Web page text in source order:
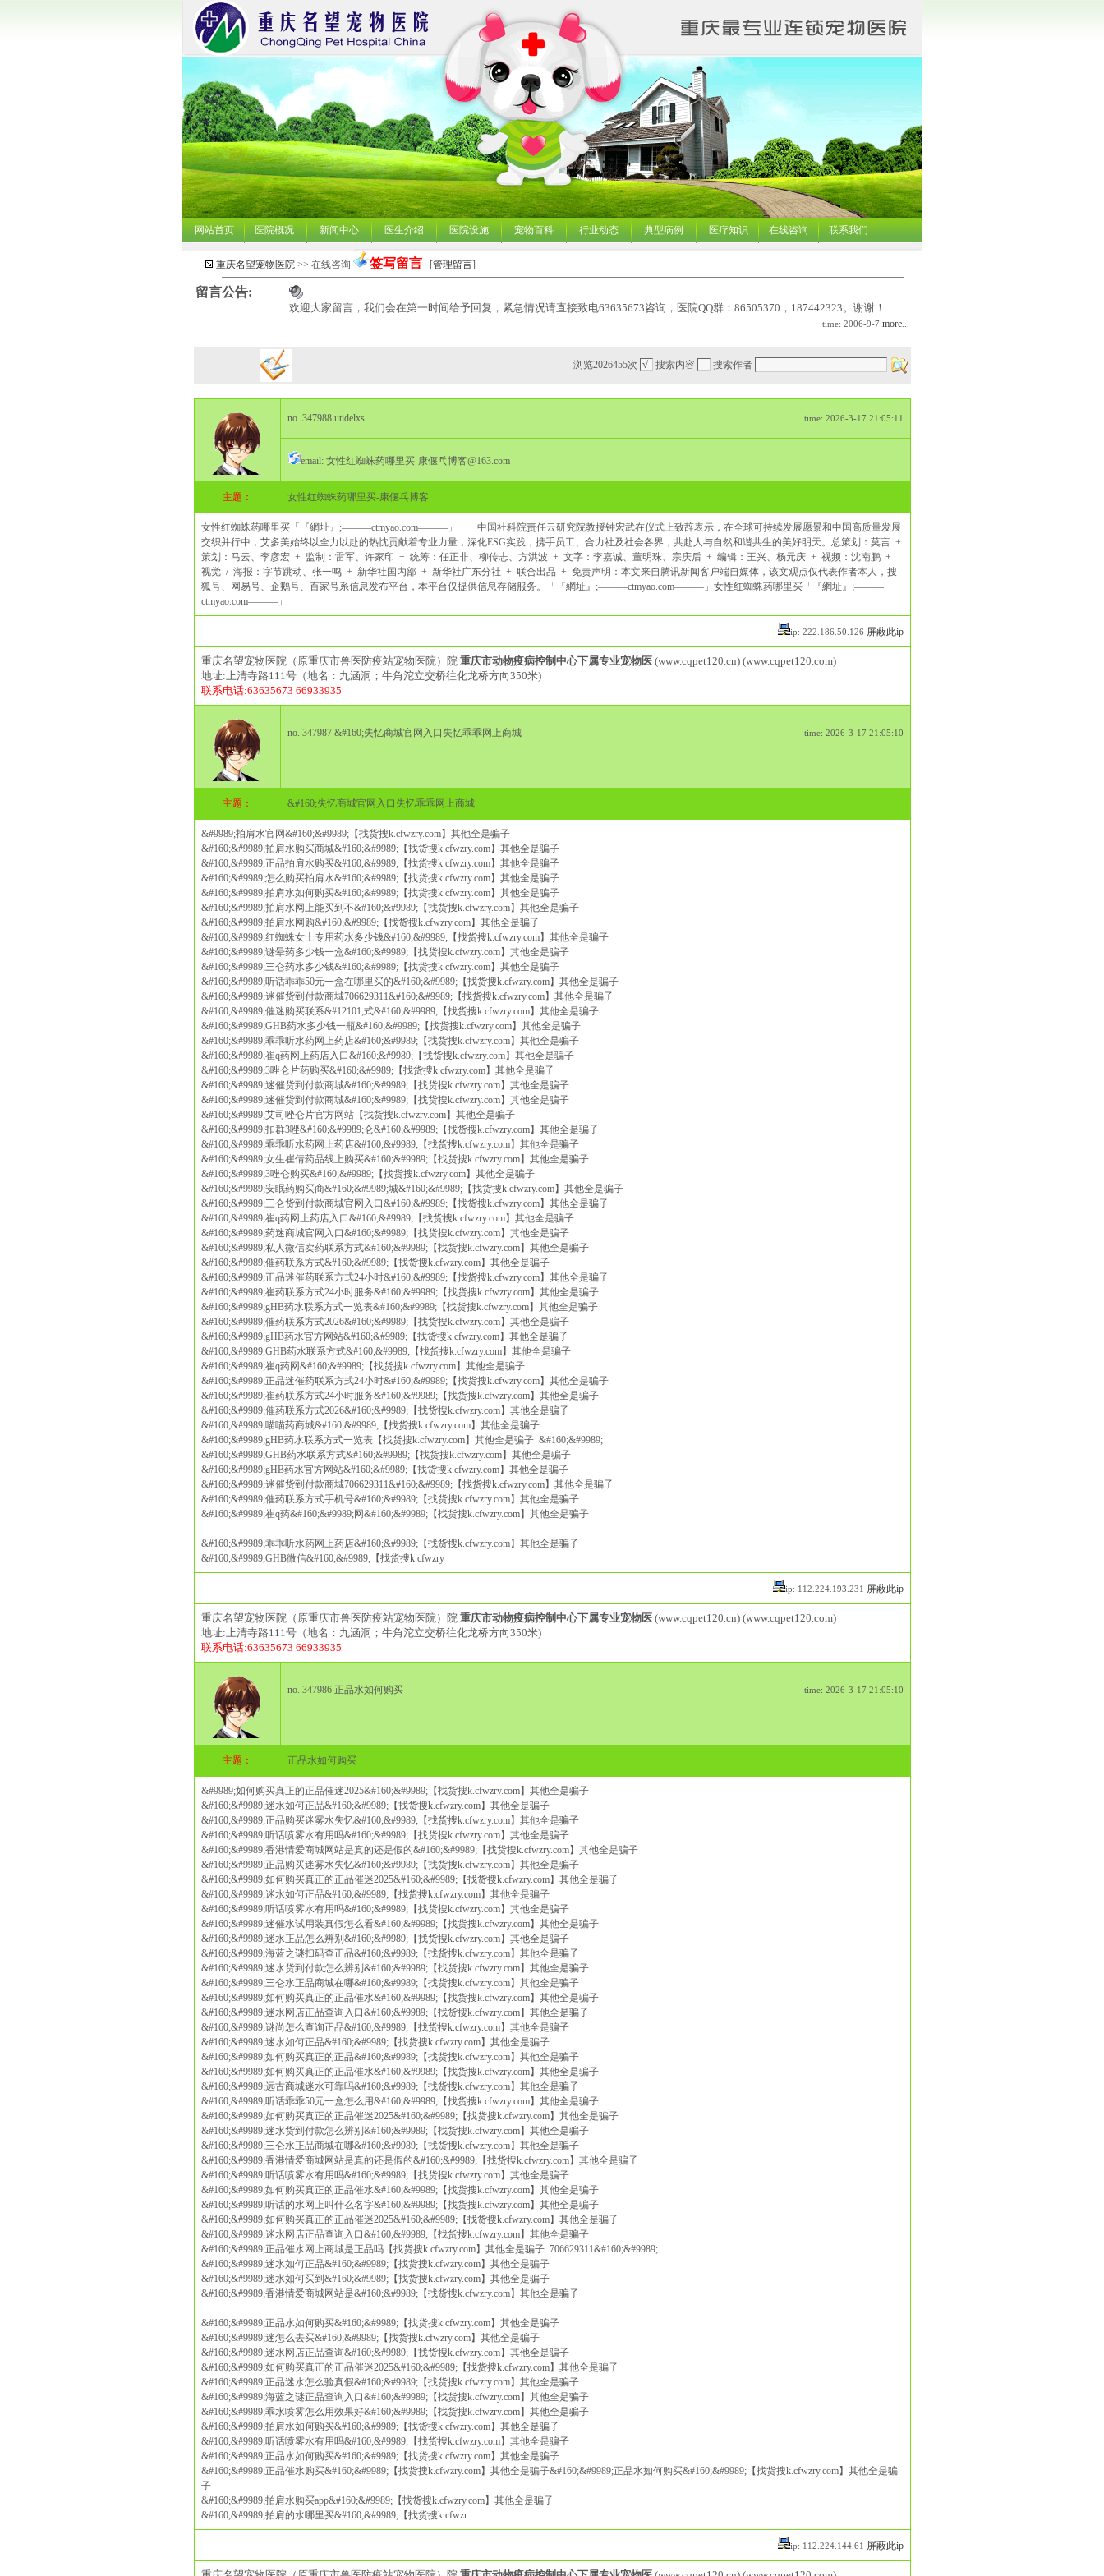
网站首页 医院概况 新闻中心 医生介绍 医院设施 宠物百科 行业动态 典型病例 医疗知识 在线咨询 联系我们
重庆名望宠物医院 >> 在线咨询 签写留言 [管理留言]
留言公告:
欢迎大家留言，我们会在第一时间给予回复，紧急情况请直接致电63635673咨询，医院QQ群：86505370，187442323。谢谢！
time: 2006-9-7 more...
浏览2026455次 搜索内容 搜索作者
no. 347988 utidelxs time: 2026-3-17 21:05:11
email: 女性红蜘蛛药哪里买-康偃乓博客@163.com
主题： 女性红蜘蛛药哪里买-康偃乓博客
女性红蜘蛛药哪里买「『網址』;———ctmyao.com———」 中国社科院责任云研究院教授钟宏武在仪式上致辞表示，在全球可持续发展愿景和中国高质量发展
交织并行中，艾多美始终以全力以赴的热忱贡献着专业力量，深化ESG实践，携手员工、合力社及社会各界，共赴人与自然和谐共生的美好明天。总策划：莫言 +
策划：马云、李彦宏 + 监制：雷军、许家印 + 统筹：任正非、柳传志、方洪波 + 文字：李嘉诚、董明珠、宗庆后 + 编辑：王兴、杨元庆 + 视频：沈南鹏 +
视觉 / 海报：字节跳动、张一鸣 + 新华社国内部 + 新华社广东分社 + 联合出品 + 免责声明：本文来自腾讯新闻客户端自媒体，该文观点仅代表作者本人，搜
狐号、网易号、企鹅号、百家号系信息发布平台，本平台仅提供信息存储服务。「『網址』;———ctmyao.com———」女性红蜘蛛药哪里买「『網址』;———
ctmyao.com———」
ip: 222.186.50.126 屏蔽此ip
重庆名望宠物医院（原重庆市兽医防疫站宠物医院）院 重庆市动物疫病控制中心下属专业宠物医(www.cqpet120.cn) (www.cqpet120.com)
地址:上清寺路111号（地名：九涵洞；牛角沱立交桥往化龙桥方向350米)
联系电话:63635673 66933935
no. 347987 &#160;失忆商城官网入口失忆乖乖网上商城 time: 2026-3-17 21:05:10
主题： &#160;失忆商城官网入口失忆乖乖网上商城
&#9989;拍肩水官网&#160;&#9989;【找货搜k.cfwzry.com】其他全是骗子
&#160;&#9989;拍肩水购买商城&#160;&#9989;【找货搜k.cfwzry.com】其他全是骗子
&#160;&#9989;正品拍肩水购买&#160;&#9989;【找货搜k.cfwzry.com】其他全是骗子
&#160;&#9989;怎么购买拍肩水&#160;&#9989;【找货搜k.cfwzry.com】其他全是骗子
&#160;&#9989;拍肩水如何购买&#160;&#9989;【找货搜k.cfwzry.com】其他全是骗子
&#160;&#9989;拍肩水网上能买到不&#160;&#9989;【找货搜k.cfwzry.com】其他全是骗子
&#160;&#9989;拍肩水网购&#160;&#9989;【找货搜k.cfwzry.com】其他全是骗子
&#160;&#9989;红蜘蛛女士专用药水多少钱&#160;&#9989;【找货搜k.cfwzry.com】其他全是骗子
&#160;&#9989;谜晕药多少钱一盒&#160;&#9989;【找货搜k.cfwzry.com】其他全是骗子
&#160;&#9989;三仑药水多少钱&#160;&#9989;【找货搜k.cfwzry.com】其他全是骗子
&#160;&#9989;听话乖乖50元一盒在哪里买的&#160;&#9989;【找货搜k.cfwzry.com】其他全是骗子
&#160;&#9989;迷催货到付款商城706629311&#160;&#9989;【找货搜k.cfwzry.com】其他全是骗子
&#160;&#9989;催迷购买联系&#12101;式&#160;&#9989;【找货搜k.cfwzry.com】其他全是骗子
&#160;&#9989;GHB药水多少钱一瓶&#160;&#9989;【找货搜k.cfwzry.com】其他全是骗子
&#160;&#9989;乖乖听水药网上药店&#160;&#9989;【找货搜k.cfwzry.com】其他全是骗子
&#160;&#9989;崔q药网上药店入口&#160;&#9989;【找货搜k.cfwzry.com】其他全是骗子
&#160;&#9989;3唑仑片药购买&#160;&#9989;【找货搜k.cfwzry.com】其他全是骗子
&#160;&#9989;迷催货到付款商城&#160;&#9989;【找货搜k.cfwzry.com】其他全是骗子
&#160;&#9989;迷催货到付款商城&#160;&#9989;【找货搜k.cfwzry.com】其他全是骗子
&#160;&#9989;艾司唑仑片官方网站【找货搜k.cfwzry.com】其他全是骗子
&#160;&#9989;扣群3唑&#160;&#9989;仑&#160;&#9989;【找货搜k.cfwzry.com】其他全是骗子
&#160;&#9989;乖乖听水药网上药店&#160;&#9989;【找货搜k.cfwzry.com】其他全是骗子
&#160;&#9989;女生崔倩药品线上购买&#160;&#9989;【找货搜k.cfwzry.com】其他全是骗子
&#160;&#9989;3唑仑购买&#160;&#9989;【找货搜k.cfwzry.com】其他全是骗子
&#160;&#9989;安眠药购买商&#160;&#9989;城&#160;&#9989;【找货搜k.cfwzry.com】其他全是骗子
&#160;&#9989;三仑货到付款商城官网入口&#160;&#9989;【找货搜k.cfwzry.com】其他全是骗子
&#160;&#9989;崔q药网上药店入口&#160;&#9989;【找货搜k.cfwzry.com】其他全是骗子
&#160;&#9989;药迷商城官网入口&#160;&#9989;【找货搜k.cfwzry.com】其他全是骗子
&#160;&#9989;私人微信卖药联系方式&#160;&#9989;【找货搜k.cfwzry.com】其他全是骗子
&#160;&#9989;催药联系方式&#160;&#9989;【找货搜k.cfwzry.com】其他全是骗子
&#160;&#9989;正品迷催药联系方式24小时&#160;&#9989;【找货搜k.cfwzry.com】其他全是骗子
&#160;&#9989;崔药联系方式24小时服务&#160;&#9989;【找货搜k.cfwzry.com】其他全是骗子
&#160;&#9989;gHB药水联系方式一览表&#160;&#9989;【找货搜k.cfwzry.com】其他全是骗子
&#160;&#9989;催药联系方式2026&#160;&#9989;【找货搜k.cfwzry.com】其他全是骗子
&#160;&#9989;gHB药水官方网站&#160;&#9989;【找货搜k.cfwzry.com】其他全是骗子
&#160;&#9989;GHB药水联系方式&#160;&#9989;【找货搜k.cfwzry.com】其他全是骗子
&#160;&#9989;崔q药网&#160;&#9989;【找货搜k.cfwzry.com】其他全是骗子
&#160;&#9989;正品迷催药联系方式24小时&#160;&#9989;【找货搜k.cfwzry.com】其他全是骗子
&#160;&#9989;崔药联系方式24小时服务&#160;&#9989;【找货搜k.cfwzry.com】其他全是骗子
&#160;&#9989;催药联系方式2026&#160;&#9989;【找货搜k.cfwzry.com】其他全是骗子
&#160;&#9989;喵喵药商城&#160;&#9989;【找货搜k.cfwzry.com】其他全是骗子
&#160;&#9989;gHB药水联系方式一览表【找货搜k.cfwzry.com】其他全是骗子 &#160;&#9989;
&#160;&#9989;GHB药水联系方式&#160;&#9989;【找货搜k.cfwzry.com】其他全是骗子
&#160;&#9989;gHB药水官方网站&#160;&#9989;【找货搜k.cfwzry.com】其他全是骗子
&#160;&#9989;迷催货到付款商城706629311&#160;&#9989;【找货搜k.cfwzry.com】其他全是骗子
&#160;&#9989;催药联系方式手机号&#160;&#9989;【找货搜k.cfwzry.com】其他全是骗子
&#160;&#9989;崔q药&#160;&#9989;网&#160;&#9989;【找货搜k.cfwzry.com】其他全是骗子
&#160;&#9989;乖乖听水药网上药店&#160;&#9989;【找货搜k.cfwzry.com】其他全是骗子
&#160;&#9989;GHB微信&#160;&#9989;【找货搜k.cfwzry
ip: 112.224.193.231 屏蔽此ip
重庆名望宠物医院（原重庆市兽医防疫站宠物医院）院 重庆市动物疫病控制中心下属专业宠物医(www.cqpet120.cn) (www.cqpet120.com)
地址:上清寺路111号（地名：九涵洞；牛角沱立交桥往化龙桥方向350米)
联系电话:63635673 66933935
no. 347986 正品水如何购买 time: 2026-3-17 21:05:10
主题： 正品水如何购买
&#9989;如何购买真正的正品催迷2025&#160;&#9989;【找货搜k.cfwzry.com】其他全是骗子
&#160;&#9989;迷水如何正品&#160;&#9989;【找货搜k.cfwzry.com】其他全是骗子
&#160;&#9989;正品购买迷雾水失忆&#160;&#9989;【找货搜k.cfwzry.com】其他全是骗子
&#160;&#9989;听话喷雾水有用吗&#160;&#9989;【找货搜k.cfwzry.com】其他全是骗子
&#160;&#9989;香港情爱商城网站是真的还是假的&#160;&#9989;【找货搜k.cfwzry.com】其他全是骗子
&#160;&#9989;正品购买迷雾水失忆&#160;&#9989;【找货搜k.cfwzry.com】其他全是骗子
&#160;&#9989;如何购买真正的正品催迷2025&#160;&#9989;【找货搜k.cfwzry.com】其他全是骗子
&#160;&#9989;迷水如何正品&#160;&#9989;【找货搜k.cfwzry.com】其他全是骗子
&#160;&#9989;听话喷雾水有用吗&#160;&#9989;【找货搜k.cfwzry.com】其他全是骗子
&#160;&#9989;迷催水试用装真假怎么看&#160;&#9989;【找货搜k.cfwzry.com】其他全是骗子
&#160;&#9989;迷水正品怎么辨别&#160;&#9989;【找货搜k.cfwzry.com】其他全是骗子
&#160;&#9989;海蓝之谜扫码查正品&#160;&#9989;【找货搜k.cfwzry.com】其他全是骗子
&#160;&#9989;迷水货到付款怎么辨别&#160;&#9989;【找货搜k.cfwzry.com】其他全是骗子
&#160;&#9989;三仑水正品商城在哪&#160;&#9989;【找货搜k.cfwzry.com】其他全是骗子
&#160;&#9989;如何购买真正的正品催水&#160;&#9989;【找货搜k.cfwzry.com】其他全是骗子
&#160;&#9989;迷水网店正品查询入口&#160;&#9989;【找货搜k.cfwzry.com】其他全是骗子
&#160;&#9989;谜尚怎么查询正品&#160;&#9989;【找货搜k.cfwzry.com】其他全是骗子
&#160;&#9989;迷水如何正品&#160;&#9989;【找货搜k.cfwzry.com】其他全是骗子
&#160;&#9989;如何购买真正的正品&#160;&#9989;【找货搜k.cfwzry.com】其他全是骗子
&#160;&#9989;如何购买真正的正品催水&#160;&#9989;【找货搜k.cfwzry.com】其他全是骗子
&#160;&#9989;远古商城迷水可靠吗&#160;&#9989;【找货搜k.cfwzry.com】其他全是骗子
&#160;&#9989;听话乖乖50元一盒怎么用&#160;&#9989;【找货搜k.cfwzry.com】其他全是骗子
&#160;&#9989;如何购买真正的正品催迷2025&#160;&#9989;【找货搜k.cfwzry.com】其他全是骗子
&#160;&#9989;迷水货到付款怎么辨别&#160;&#9989;【找货搜k.cfwzry.com】其他全是骗子
&#160;&#9989;三仑水正品商城在哪&#160;&#9989;【找货搜k.cfwzry.com】其他全是骗子
&#160;&#9989;香港情爱商城网站是真的还是假的&#160;&#9989;【找货搜k.cfwzry.com】其他全是骗子
&#160;&#9989;听话喷雾水有用吗&#160;&#9989;【找货搜k.cfwzry.com】其他全是骗子
&#160;&#9989;如何购买真正的正品催水&#160;&#9989;【找货搜k.cfwzry.com】其他全是骗子
&#160;&#9989;听话的水网上叫什么名字&#160;&#9989;【找货搜k.cfwzry.com】其他全是骗子
&#160;&#9989;如何购买真正的正品催迷2025&#160;&#9989;【找货搜k.cfwzry.com】其他全是骗子
&#160;&#9989;迷水网店正品查询入口&#160;&#9989;【找货搜k.cfwzry.com】其他全是骗子
&#160;&#9989;正品催水网上商城是正品吗【找货搜k.cfwzry.com】其他全是骗子 706629311&#160;&#9989;
&#160;&#9989;迷水如何正品&#160;&#9989;【找货搜k.cfwzry.com】其他全是骗子
&#160;&#9989;迷水如何买到&#160;&#9989;【找货搜k.cfwzry.com】其他全是骗子
&#160;&#9989;香港情爱商城网站是&#160;&#9989;【找货搜k.cfwzry.com】其他全是骗子
&#160;&#9989;正品水如何购买&#160;&#9989;【找货搜k.cfwzry.com】其他全是骗子
&#160;&#9989;迷怎么去买&#160;&#9989;【找货搜k.cfwzry.com】其他全是骗子
&#160;&#9989;迷水网店正品查询&#160;&#9989;【找货搜k.cfwzry.com】其他全是骗子
&#160;&#9989;如何购买真正的正品催迷2025&#160;&#9989;【找货搜k.cfwzry.com】其他全是骗子
&#160;&#9989;正品迷水怎么验真假&#160;&#9989;【找货搜k.cfwzry.com】其他全是骗子
&#160;&#9989;海蓝之谜正品查询入口&#160;&#9989;【找货搜k.cfwzry.com】其他全是骗子
&#160;&#9989;乖水喷雾怎么用效果好&#160;&#9989;【找货搜k.cfwzry.com】其他全是骗子
&#160;&#9989;拍肩水如何购买&#160;&#9989;【找货搜k.cfwzry.com】其他全是骗子
&#160;&#9989;听话喷雾水有用吗&#160;&#9989;【找货搜k.cfwzry.com】其他全是骗子
&#160;&#9989;正品水如何购买&#160;&#9989;【找货搜k.cfwzry.com】其他全是骗子
&#160;&#9989;正品催水购买&#160;&#9989;【找货搜k.cfwzry.com】其他全是骗子&#160;&#9989;正品水如何购买&#160;&#9989;【找货搜k.cfwzry.com】其他全是骗
子
&#160;&#9989;拍肩水购买app&#160;&#9989;【找货搜k.cfwzry.com】其他全是骗子
&#160;&#9989;拍肩的水哪里买&#160;&#9989;【找货搜k.cfwzr
ip: 112.224.144.61 屏蔽此ip